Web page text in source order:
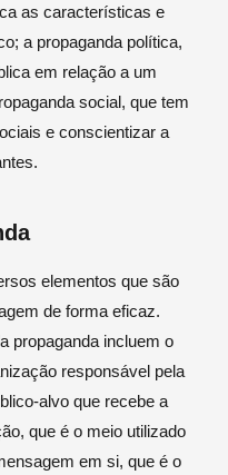
as características e
a propaganda política,
em relação a um
social, que tem
e conscientizar a
elementos que são
de forma eficaz.
propaganda incluem o
responsável pela
alvo que recebe a
que é o meio utilizado
em si, que é o